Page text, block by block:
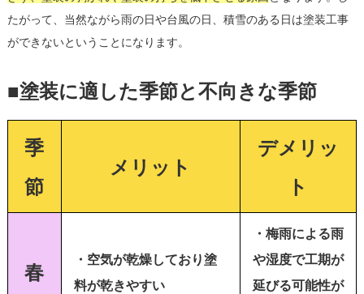
たがって、当然ながら雨の日や台風の日、積雪のある日は塗装工事
ができないということになります。
■塗装に適した季節と不向きな季節
季
節
メリット
デメリッ
ト
春
・空気が乾燥しており塗
料が乾きやすい
・梅雨による雨
や湿度で工期が
延びる可能性が